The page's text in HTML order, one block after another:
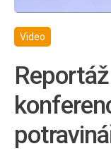
Video